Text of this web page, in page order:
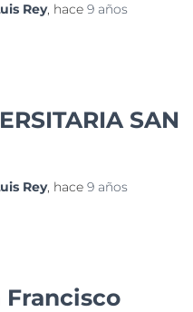
Rey, hace 9 años
SAN
Rey, hace 9 años